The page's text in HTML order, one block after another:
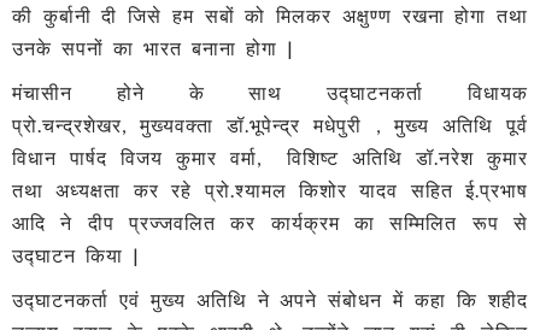
की कुर्बानी दी जिसे हम सबों को मिलकर अक्षुण्ण रखना होगा तथा
उनके सपनों का भारत बनाना होगा |
मंचासीन होने के साथ उद्घाटनकर्ता विधायक
प्रो.चन्द्रशेखर, मुख्यवक्ता डॉ.भूपेन्द्र मधेपुरी , मुख्य अतिथि पूर्व
विधान पार्षद विजय कुमार वर्मा, विशिष्ट अतिथि डॉ.नरेश कुमार
तथा अध्यक्षता कर रहे प्रो.श्यामल किशोर यादव सहित ई.प्रभाष
आदि ने दीप प्रज्जवलित कर कार्यक्रम का सम्मिलित रूप से
उद्घाटन किया |
उद्घाटनकर्ता एवं मुख्य अतिथि ने अपने संबोधन में कहा कि शहीद